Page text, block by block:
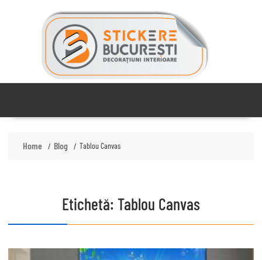
Home Blog Tablou Canvas
Etichetă: Tablou Canvas